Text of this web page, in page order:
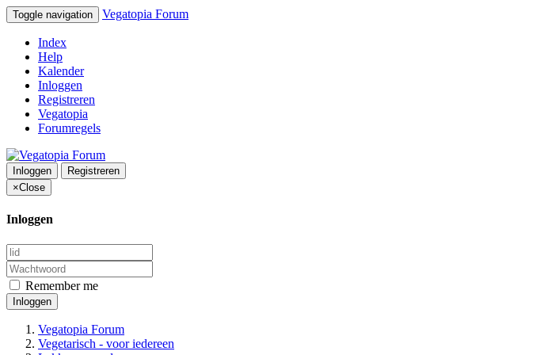
Toggle navigation Vegatopia Forum
Index
Help
Kalender
Inloggen
Registreren
Vegatopia
Forumregels
Inloggen
Registreren
×Close
Inloggen
Remember me
Inloggen
Vegatopia Forum
Vegetarisch - voor iedereen